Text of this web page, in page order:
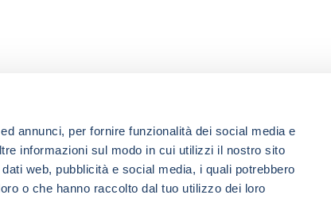
annunci, per fornire funzionalità dei social media e
informazioni sul modo in cui utilizzi il nostro sito
web, pubblicità e social media, i quali potrebbero
o che hanno raccolto dal tuo utilizzo dei loro